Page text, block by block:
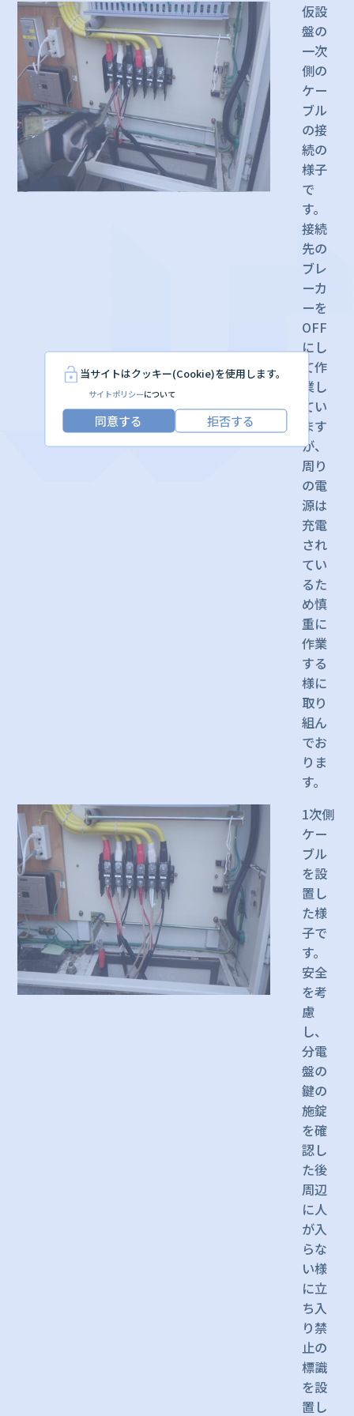
当サイトはクッキー(Cookie)を使用します。
サイトポリシーについて
同意する 拒否する
仮設
盤の
一次
側の
ケー
ブル
の接
続の
様子
で
す。
接続
先の
ブレ
ーカ
ーを
OFF
にし
て作
業し
てい
ます
が、
周り
の電
源は
充電
され
てい
るた
め慎
重に
作業
する
様に
取り
組ん
でお
りま
す。
1次側
ケー
ブル
を設
置し
た様
子で
す。
安全
を考
慮
し、
分電
盤の
鍵の
施錠
を確
認し
た後
周辺
に人
が入
らな
い様
に立
ち入
り禁
止の
標識
を設
置し